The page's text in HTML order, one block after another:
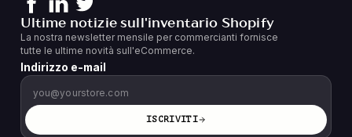
Ultime notizie sull'inventario Shopify
La nostra newsletter mensile per commercianti fornisce
tutte le ultime novità sull'eCommerce.
Indirizzo e-mail
ISCRIVITI